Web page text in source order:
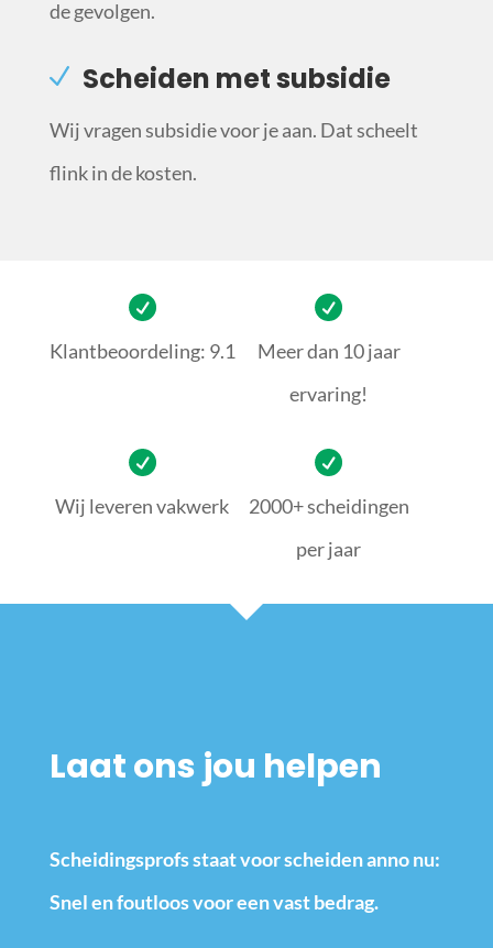
de gevolgen.
Scheiden met subsidie
Wij vragen subsidie voor je aan. Dat scheelt
flink in de kosten.
Klantbeoordeling: 9.1
Meer dan 10 jaar
ervaring!
Wij leveren vakwerk
2000+ scheidingen
per jaar
Laat ons jou helpen
Scheidingsprofs staat voor scheiden anno nu:
Snel en foutloos voor een vast bedrag.